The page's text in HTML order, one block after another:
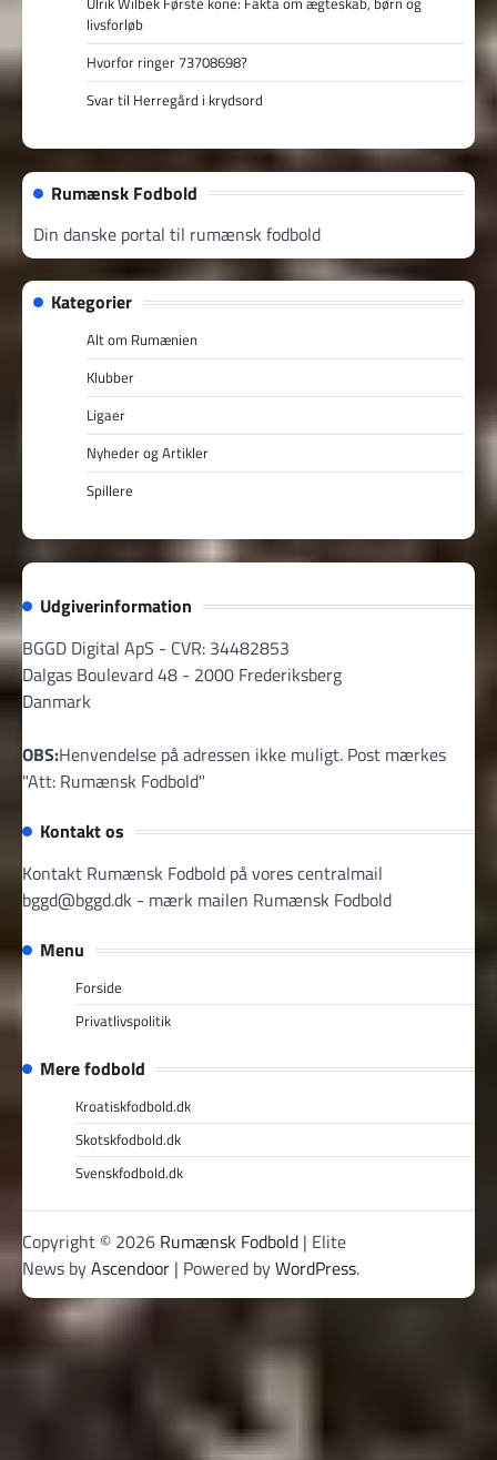
livsforløb
Hvorfor ringer 73708698?
Svar til Herregård i krydsord
Rumænsk Fodbold
Din danske portal til rumænsk fodbold
Kategorier
Alt om Rumænien
Klubber
Ligaer
Nyheder og Artikler
Spillere
Udgiverinformation
BGGD Digital ApS - CVR: 34482853
Dalgas Boulevard 48 - 2000 Frederiksberg
Danmark
OBS:Henvendelse på adressen ikke muligt. Post mærkes
"Att: Rumænsk Fodbold"
Kontakt os
Kontakt Rumænsk Fodbold på vores centralmail
bggd@bggd.dk - mærk mailen Rumænsk Fodbold
Menu
Forside
Privatlivspolitik
Mere fodbold
Kroatiskfodbold.dk
Skotskfodbold.dk
Svenskfodbold.dk
Copyright © 2026 Rumænsk Fodbold | Elite
News byAscendoor | Powered byWordPress.